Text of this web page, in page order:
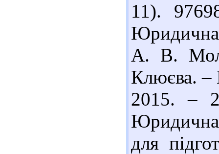
11).
Юридична
А. В.
Клюєва. –
2015. –
Юридична
для